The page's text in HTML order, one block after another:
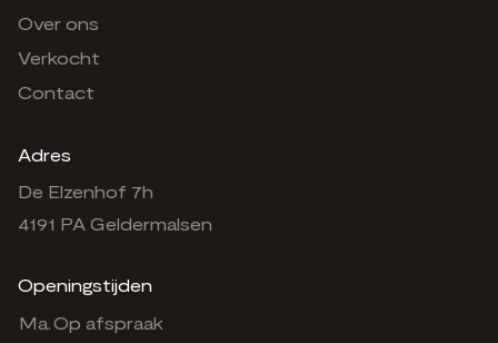
Over ons
Verkocht
Contact
Adres
De Elzenhof 7h
4191 PA Geldermalsen
Openingstijden
Ma. Op afspraak